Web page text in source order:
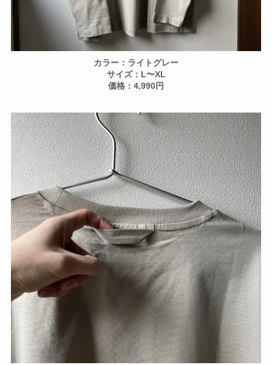
カラー：ライトグレー
サイズ：L〜XL
価格：4,990円